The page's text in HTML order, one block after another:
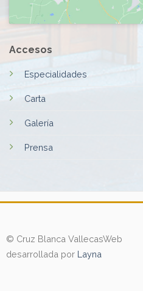
Accesos
Especialidades
Carta
Galería
Prensa
© Cruz Blanca VallecasWeb
desarrollada por Layna